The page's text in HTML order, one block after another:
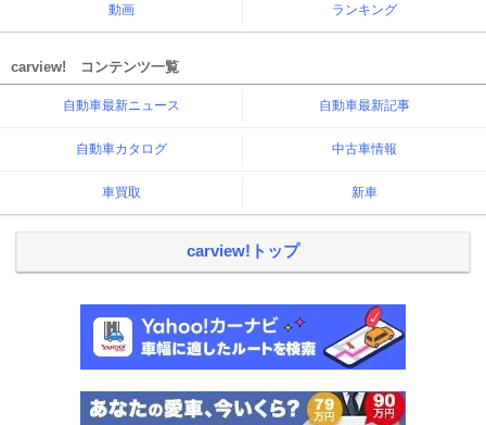
動画 ランキング
carview! コンテンツ一覧
自動車最新ニュース 自動車最新記事
自動車カタログ 中古車情報
車買取 新車
carview!トップ